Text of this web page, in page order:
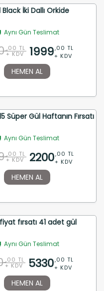
İki Dallı Orkide
Aynı Gün Teslimat
,00 TL
+ KDV 1999,00 TL
+ KDV
HEMEN AL
Süper Gül Haftanın Fırsatı
Aynı Gün Teslimat
,00 TL
+ KDV 2200,00 TL
+ KDV
HEMEN AL
fırsatı 41 adet gül
Aynı Gün Teslimat
,00 TL
+ KDV 5330,00 TL
+ KDV
HEMEN AL